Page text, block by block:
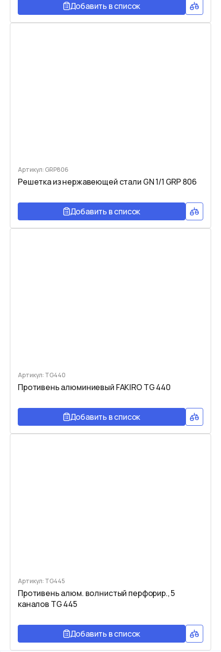
Добавить в список
Артикул: GRP806
Решетка из нержавеющей стали GN 1/1 GRP 806
Добавить в список
Артикул: TG440
Противень алюминиевый FAKIRO TG 440
Добавить в список
Артикул: TG445
Противень алюм. волнистый перфорир., 5
каналов TG 445
Добавить в список